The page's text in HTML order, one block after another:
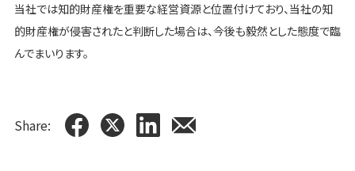
当社では知的財産権を重要な経営資源と位置付けており、当社の知
的財産権が侵害されたと判断した場合は、今後も毅然とした態度で臨
んでまいります。
Share: